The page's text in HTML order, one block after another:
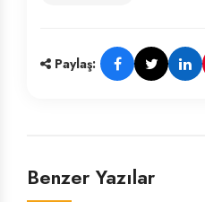
Paylaş:
Benzer Yazılar